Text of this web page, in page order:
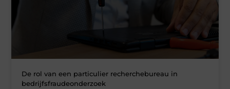
De rol van een particulier recherchebureau in
bedrijfsfraudeonderzoek